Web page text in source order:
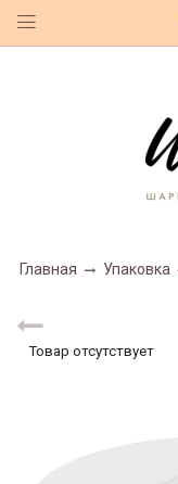
Главная Упаковка
Товар отсутствует